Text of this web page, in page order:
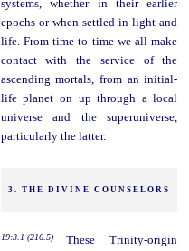
systems, whether in their earlier
epochs or when settled in light and
life. From time to time we all make
contact with the service of the
ascending mortals, from an initial-
life planet on up through a local
universe and the superuniverse,
particularly the latter.
3. THE DIVINE COUNSELORS
19:3.1 (216.5)
These Trinity-origin